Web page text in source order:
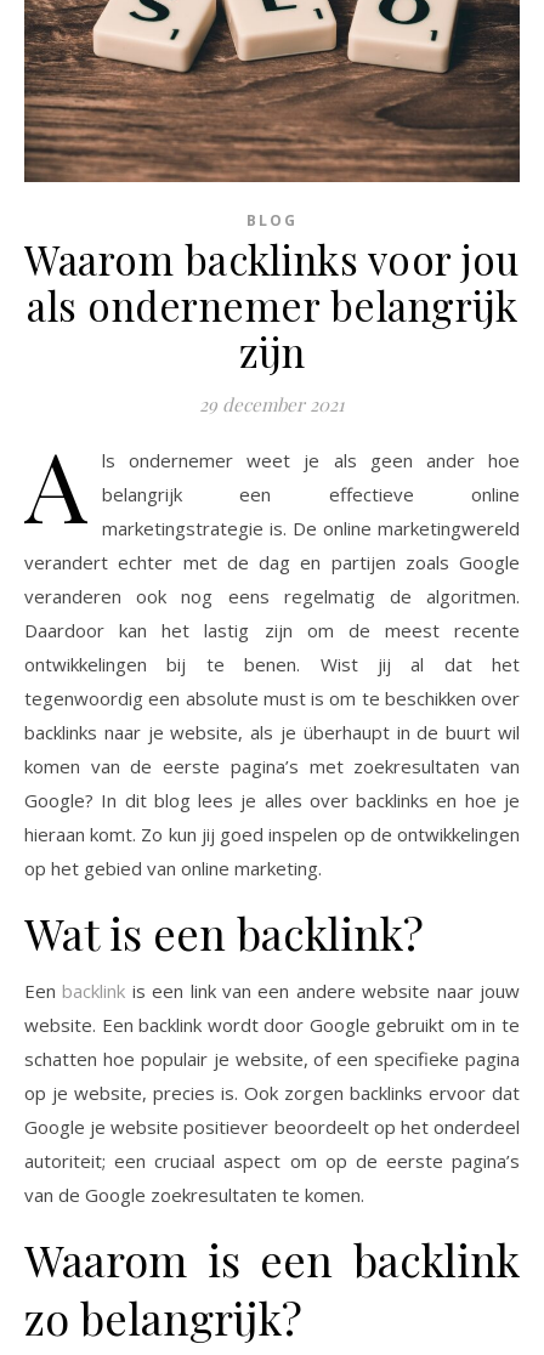
BLOG
Waarom backlinks voor jou
als ondernemer belangrijk
zijn
29 december 2021
A
ls ondernemer weet je als geen ander hoe
belangrijk een effectieve online
marketingstrategie is. De online marketingwereld
verandert echter met de dag en partijen zoals Google
veranderen ook nog eens regelmatig de algoritmen.
Daardoor kan het lastig zijn om de meest recente
ontwikkelingen bij te benen. Wist jij al dat het
tegenwoordig een absolute must is om te beschikken over
backlinks naar je website, als je überhaupt in de buurt wil
komen van de eerste pagina’s met zoekresultaten van
Google? In dit blog lees je alles over backlinks en hoe je
hieraan komt. Zo kun jij goed inspelen op de ontwikkelingen
op het gebied van online marketing.
Wat is een backlink?
Een backlink is een link van een andere website naar jouw
website. Een backlink wordt door Google gebruikt om in te
schatten hoe populair je website, of een specifieke pagina
op je website, precies is. Ook zorgen backlinks ervoor dat
Google je website positiever beoordeelt op het onderdeel
autoriteit; een cruciaal aspect om op de eerste pagina’s
van de Google zoekresultaten te komen.
Waarom is een backlink
zo belangrijk?